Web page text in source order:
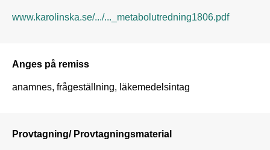
www.karolinska.se/.../..._metabolutredning1806.pdf
Anges på remiss
anamnes, frågeställning, läkemedelsintag
Provtagning/ Provtagningsmaterial